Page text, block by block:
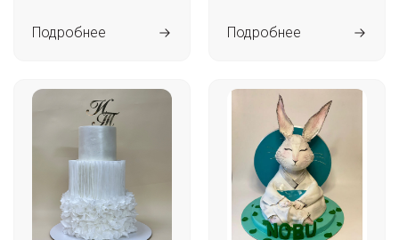
Подробнее Подробнее